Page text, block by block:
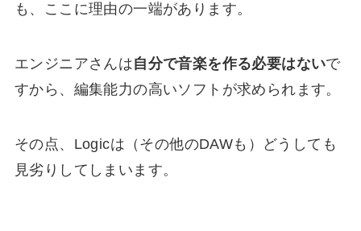
も、ここに理由の一端があります。
エンジニアさんは自分で音楽を作る必要はないで
すから、編集能力の高いソフトが求められます。
その点、Logicは（その他のDAWも）どうしても
見劣りしてしまいます。